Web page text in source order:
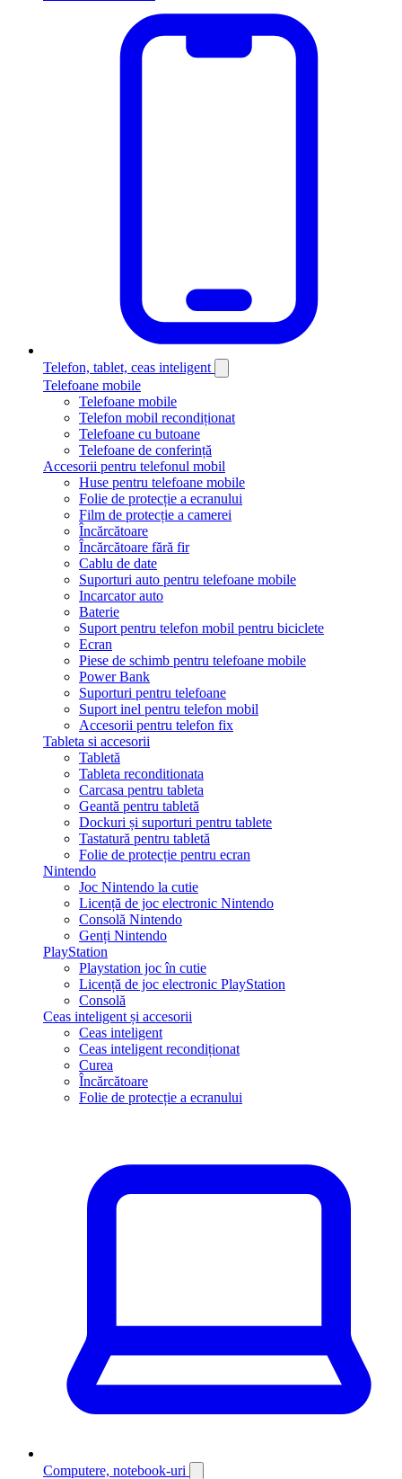
Telefon, tablet, ceas inteligent
Telefoane mobile
Telefoane mobile
Telefon mobil recondiționat
Telefoane cu butoane
Telefoane de conferință
Accesorii pentru telefonul mobil
Huse pentru telefoane mobile
Folie de protecție a ecranului
Film de protecție a camerei
Încărcătoare
Încărcătoare fără fir
Cablu de date
Suporturi auto pentru telefoane mobile
Incarcator auto
Baterie
Suport pentru telefon mobil pentru biciclete
Ecran
Piese de schimb pentru telefoane mobile
Power Bank
Suporturi pentru telefoane
Suport inel pentru telefon mobil
Accesorii pentru telefon fix
Tableta si accesorii
Tabletă
Tableta reconditionata
Carcasa pentru tableta
Geantă pentru tabletă
Dockuri și suporturi pentru tablete
Tastatură pentru tabletă
Folie de protecție pentru ecran
Nintendo
Joc Nintendo la cutie
Licență de joc electronic Nintendo
Consolă Nintendo
Genți Nintendo
PlayStation
Playstation joc în cutie
Licență de joc electronic PlayStation
Consolă
Ceas inteligent și accesorii
Ceas inteligent
Ceas inteligent recondiționat
Curea
Încărcătoare
Folie de protecție a ecranului
Computere, notebook-uri